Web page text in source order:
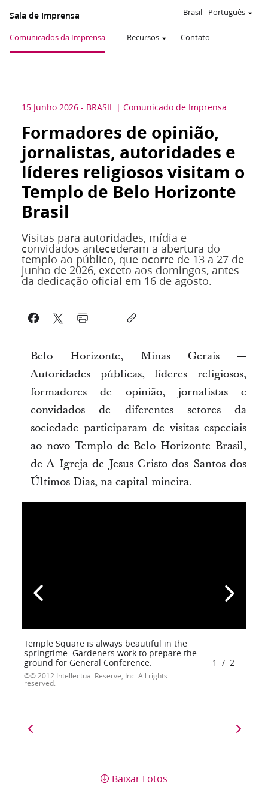
Sala de Imprensa
Comunicados da Imprensa Recursos Contato
Brasil- Português
15 Junho 2026 - BRASIL Comunicado de Imprensa
Formadores de opinião,
jornalistas, autoridades e
líderes religiosos visitam o
Templo de Belo Horizonte
Brasil
Visitas para autoridades, mídia e
convidados antecederam a abertura do
templo ao público, que ocorre de 13 a 27 de
junho de 2026, exceto aos domingos, antes
da dedicação oficial em 16 de agosto.
Belo Horizonte, Minas Gerais —
Autoridades públicas, líderes religiosos,
formadores de opinião, jornalistas e
convidados de diferentes setores da
sociedade participaram de visitas especiais
ao novo Templo de Belo Horizonte Brasil,
de A Igreja de Jesus Cristo dos Santos dos
Últimos Dias, na capital mineira.
Temple Square is always beautiful in the
springtime. Gardeners work to prepare the
ground for General Conference.
© 2012 Intellectual Reserve, Inc. All rights
reserved.
1 / 2
Baixar Fotos